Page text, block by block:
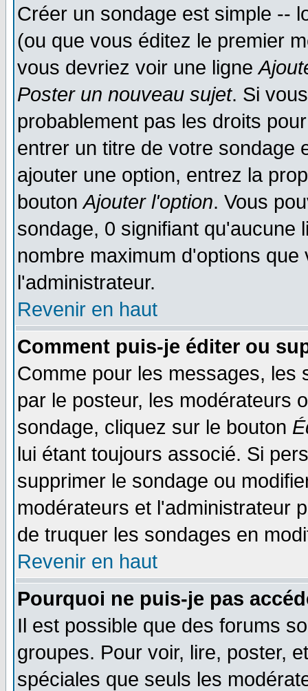
Créer un sondage est simple --
(ou que vous éditez le premier
vous devriez voir une ligne
Poster un nouveau sujet. Si
probablement pas les droits
entrer un titre de votre sondage
ajouter une option, entrez la
boutonAjouter l'option. Vous
sondage, 0 signifiant qu'aucune
nombre maximum d'options
l'administrateur.
Revenir en haut
Comment puis-je éditer ou
Comme pour les messages, les
par le posteur, les modérateurs
sondage, cliquez sur le bouton
lui étant toujours associé. Si
supprimer le sondage ou
modérateurs et l'administrateur
de truquer les sondages en
Revenir en haut
Pourquoi ne puis-je pas
Il est possible que des forums
groupes. Pour voir, lire, poster,
spéciales que seuls les